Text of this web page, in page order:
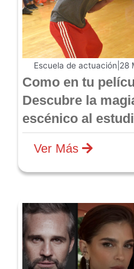
Escuela de actuación 28
Como en tu
Descubre la
escénico al
Ver Más